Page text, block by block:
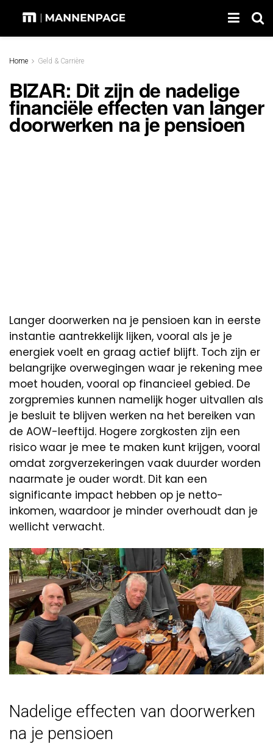
Home Geld & Carrière
BIZAR: Dit zijn de nadelige
financiële effecten van langer
doorwerken na je pensioen
Langer doorwerken na je pensioen kan in eerste
instantie aantrekkelijk lijken, vooral als je je
energiek voelt en graag actief blijft. Toch zijn er
belangrijke overwegingen waar je rekening mee
moet houden, vooral op financieel gebied. De
zorgpremies kunnen namelijk hoger uitvallen als
je besluit te blijven werken na het bereiken van
de AOW-leeftijd. Hogere zorgkosten zijn een
risico waar je mee te maken kunt krijgen, vooral
omdat zorgverzekeringen vaak duurder worden
naarmate je ouder wordt. Dit kan een
significante impact hebben op je netto-
inkomen, waardoor je minder overhoudt dan je
wellicht verwacht.
Nadelige effecten van doorwerken
na je pensioen